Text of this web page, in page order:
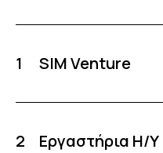
1 SIM Venture
2 Εργαστήρια Η/Υ